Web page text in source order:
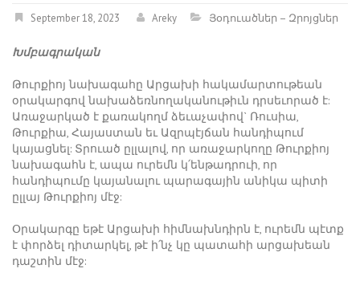
September 18, 2023 Areky Յօդուածներ – Զրոյցներ
Խմբագրական
Թուրքիոյ նախագահը Արցախի հակամարտութեան
օրակարգով նախաձեռնողականութիւն դրսեւորած է:
Առաջարկած է քառակողմ ձեւաչափով` Ռուսիա,
Թուրքիա, Հայաստան եւ Ազրպէյճան հանդիպում
կայացնել: Տրուած ըլլալով, որ առաջարկողը Թուրքիոյ
նախագահն է, ապա ուրեմն կ՛ենթադրուի, որ
հանդիպումը կայանալու պարագային անիկա պիտի
ըլլայ Թուրքիոյ մէջ:
Օրակարգը եթէ Արցախի հիմնախնդիրն է, ուրեմն պէտք
է փորձել դիտարկել, թէ ի՛նչ կը պատահի արցախեան
դաշտին մէջ: